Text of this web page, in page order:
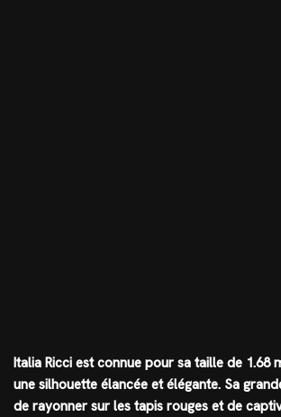
Italia Ricci est connue pour sa taille de 1.68
une silhouette élancée et élégante. Sa
de rayonner sur les tapis rouges et de